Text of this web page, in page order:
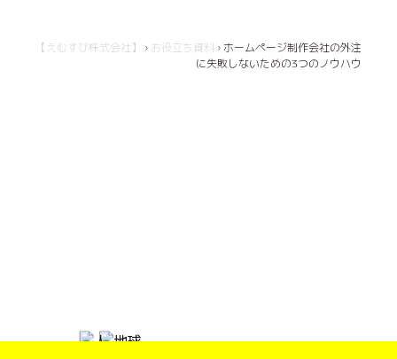
【えむすび株式会社】 › お役立ち資料 › ホームページ制作会社の外注
に失敗しないための3つのノウハウ